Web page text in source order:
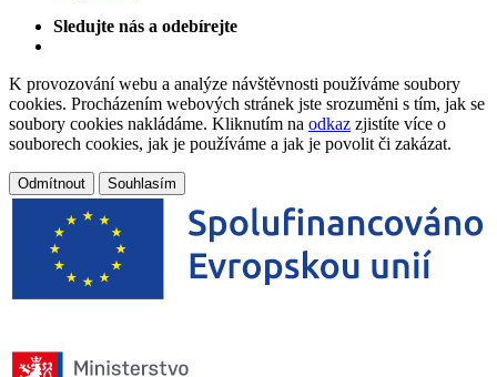
Sledujte nás a odebírejte
K provozování webu a analýze návštěvnosti používáme soubory
cookies. Procházením webových stránek jste srozuměni s tím, jak se
soubory cookies nakládáme. Kliknutím na odkaz zjistíte více o
souborech cookies, jak je používáme a jak je povolit či zakázat.
Odmítnout Souhlasím